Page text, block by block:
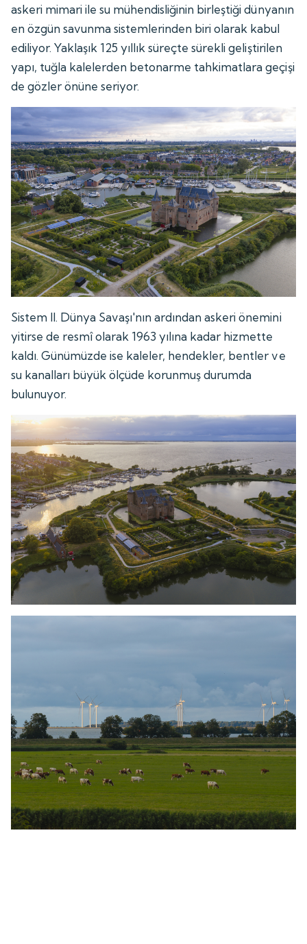
askeri mimari ile su mühendisliğinin birleştiği dünyanın
en özgün savunma sistemlerinden biri olarak kabul
ediliyor. Yaklaşık 125 yıllık süreçte sürekli geliştirilen
yapı, tuğla kalelerden betonarme tahkimatlara geçişi
de gözler önüne seriyor.
Sistem II. Dünya Savaşı'nın ardından askeri önemini
yitirse de resmî olarak 1963 yılına kadar hizmette
kaldı. Günümüzde ise kaleler, hendekler, bentler ve
su kanalları büyük ölçüde korunmuş durumda
bulunuyor.